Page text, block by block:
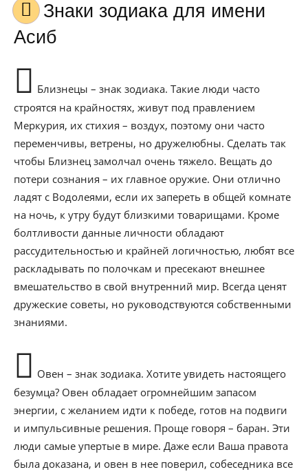
Знаки зодиака для имени
Асиб
Близнецы – знак зодиака. Такие люди часто
строятся на крайностях, живут под правлением
Меркурия, их стихия – воздух, поэтому они часто
переменчивы, ветрены, но дружелюбны. Сделать так
чтобы Близнец замолчал очень тяжело. Вещать до
потери сознания – их главное оружие. Они отлично
ладят с Водолеями, если их запереть в общей комнате
на ночь, к утру будут близкими товарищами. Кроме
болтливости данные личности обладают
рассудительностью и крайней логичностью, любят все
раскладывать по полочкам и пресекают внешнее
вмешательство в свой внутренний мир. Всегда ценят
дружеские советы, но руководствуются собственными
знаниями.
Овен – знак зодиака. Хотите увидеть настоящего
безумца? Овен обладает огромнейшим запасом
энергии, с желанием идти к победе, готов на подвиги
и импульсивные решения. Проще говоря – баран. Эти
люди самые упертые в мире. Даже если Ваша правота
была доказана, и овен в нее поверил, собеседника все